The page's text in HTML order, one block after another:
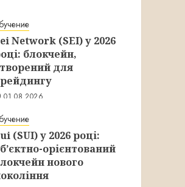
Network (SEI) у 2026
блокчейн,
для
01.08.2026
(SUI) у 2026 році:
орієнтований
нового